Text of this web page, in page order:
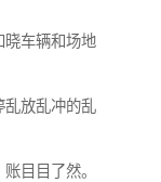
晓车辆和场地
乱放乱冲的乱
目目了然。